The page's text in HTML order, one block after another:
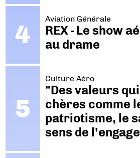
Aviation Générale
REX - Le show
au drame
Culture Aéro
"Des valeurs
chères comme
patriotisme, le
sens de